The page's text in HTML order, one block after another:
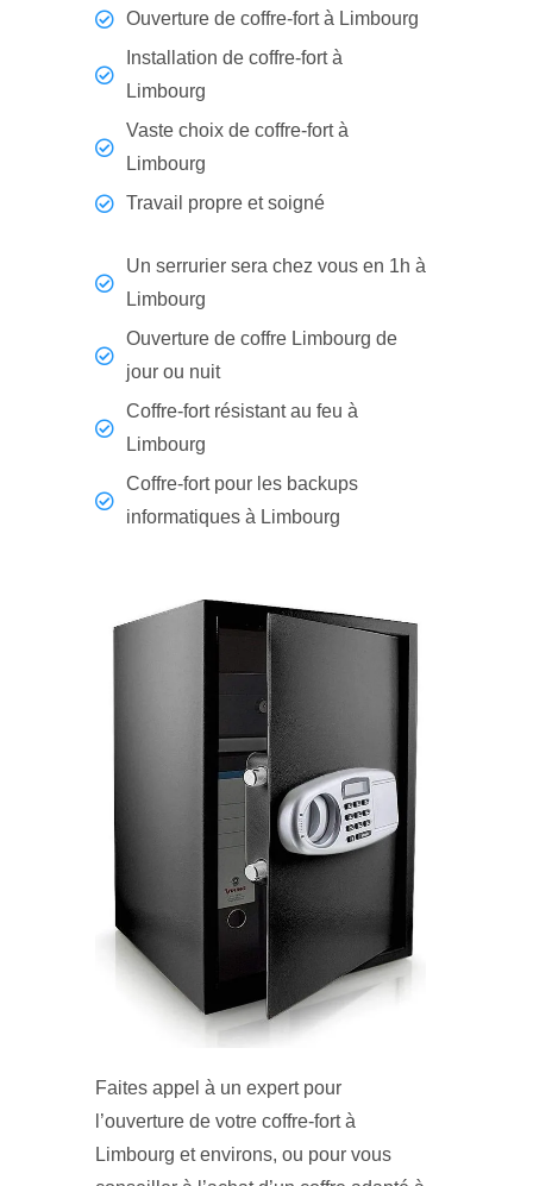
Ouverture de coffre-fort à Limbourg
Installation de coffre-fort à
Limbourg
Vaste choix de coffre-fort à
Limbourg
Travail propre et soigné
Un serrurier sera chez vous en 1h à
Limbourg
Ouverture de coffre Limbourg de
jour ou nuit
Coffre-fort résistant au feu à
Limbourg
Coffre-fort pour les backups
informatiques à Limbourg
Faites appel à un expert pour
l’ouverture de votre coffre-fort à
Limbourg et environs, ou pour vous